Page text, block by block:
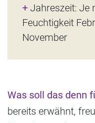
+ Jahreszeit: Je
Feuchtigkeit
November
Was soll das denn
bereits erwähnt,